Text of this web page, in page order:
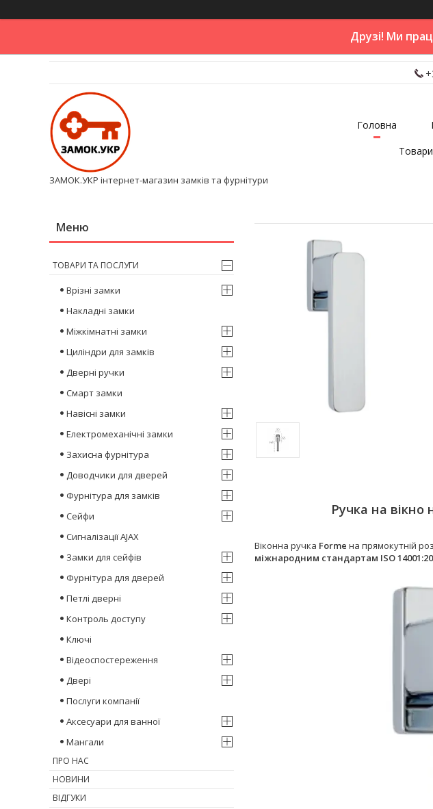
Друзі! Ми
ЗАМОК.УКР інтернет-магазин замків та фурнітури
Головна
Ручка на вікно
Віконна ручка Forme на прямокутній
міжнародним стандартам ISO
ТОВАРИ ТА ПОСЛУГИ
Врізні замки
Накладні замки
Міжкімнатні замки
Циліндри для замків
Дверні ручки
Смарт замки
Навісні замки
Електромеханічні замки
Захисна фурнітура
Доводчики для дверей
Фурнітура для замків
Сейфи
Сигналізації AJAX
Замки для сейфів
Фурнітура для дверей
Петлі дверні
Контроль доступу
Ключі
Відеоспостереження
Двері
Послуги компанії
Аксесуари для ванної
Мангали
ПРО НАС
НОВИНИ
ВІДГУКИ